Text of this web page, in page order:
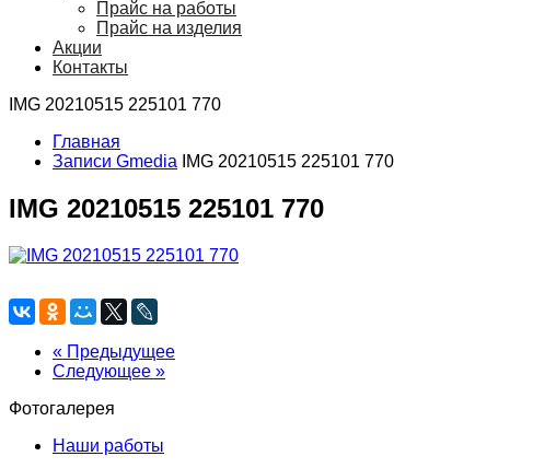
Прайс на работы
Прайс на изделия
Акции
Контакты
IMG 20210515 225101 770
Главная
Записи Gmedia
IMG 20210515 225101 770
IMG 20210515 225101 770
« Предыдущее
Следующее »
Фотогалерея
Наши работы